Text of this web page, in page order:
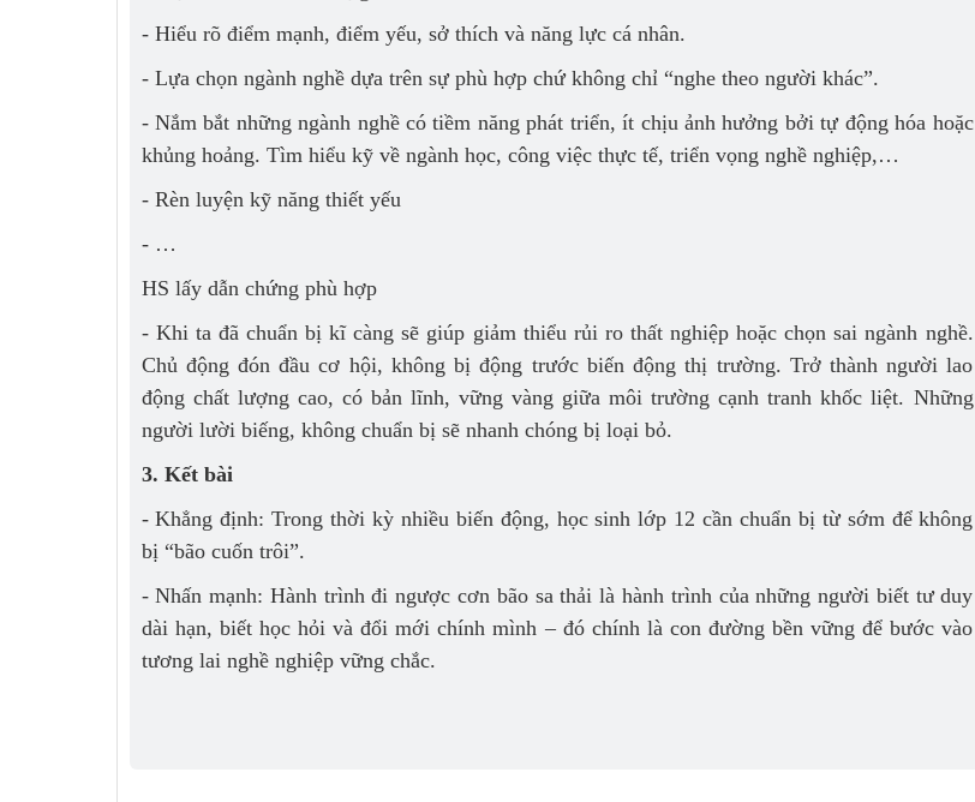
- Hiểu rõ điểm mạnh, điểm yếu, sở thích và năng lực cá nhân.
- Lựa chọn ngành nghề dựa trên sự phù hợp chứ không chỉ “nghe theo người khác”.
- Nắm bắt những ngành nghề có tiềm năng phát triển, ít chịu ảnh hưởng bởi tự động hóa hoặc
khủng hoảng. Tìm hiểu kỹ về ngành học, công việc thực tế, triển vọng nghề nghiệp,…
- Rèn luyện kỹ năng thiết yếu
- …
HS lấy dẫn chứng phù hợp
- Khi ta đã chuẩn bị kĩ càng sẽ giúp giảm thiểu rủi ro thất nghiệp hoặc chọn sai ngành nghề.
Chủ động đón đầu cơ hội, không bị động trước biến động thị trường. Trở thành người lao
động chất lượng cao, có bản lĩnh, vững vàng giữa môi trường cạnh tranh khốc liệt. Những
người lười biếng, không chuẩn bị sẽ nhanh chóng bị loại bỏ.
3. Kết bài
- Khẳng định: Trong thời kỳ nhiều biến động, học sinh lớp 12 cần chuẩn bị từ sớm để không
bị “bão cuốn trôi”.
- Nhấn mạnh: Hành trình đi ngược cơn bão sa thải là hành trình của những người biết tư duy
dài hạn, biết học hỏi và đổi mới chính mình – đó chính là con đường bền vững để bước vào
tương lai nghề nghiệp vững chắc.